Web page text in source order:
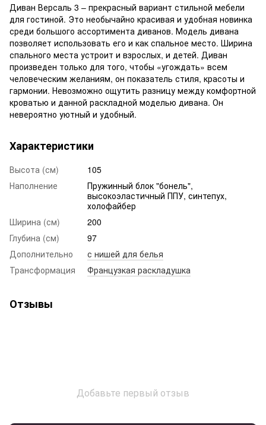
Диван Версаль 3 – прекрасный вариант стильной мебели
для гостиной. Это необычайно красивая и удобная новинка
среди большого ассортимента диванов. Модель дивана
позволяет использовать его и как спальное место. Ширина
спального места устроит и взрослых, и детей. Диван
произведен только для того, чтобы «угождать» всем
человеческим желаниям, он показатель стиля, красоты и
гармонии. Невозможно ощутить разницу между комфортной
кроватью и данной раскладной моделью дивана. Он
невероятно уютный и удобный.
Характеристики
Высота (см)
105
Наполнение
Пружинный блок "бонель",
высокоэластичный ППУ, синтепух,
холофайбер
Ширина (см)
200
Глубина (см)
97
Дополнительно
с нишей для белья
Трансформация
Французкая раскладушка
Отзывы
Добавьте первый отзыв